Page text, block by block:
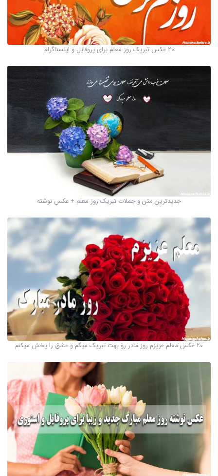
20 عکس تبریک روز معلم برای پروفایل و اینستاگرام
جدیدترین متن و جملات تبریک روز معلم + عکس نوشته
20 عکس معلم عزیزم روز مادر رو بهت تبریک میگم و عشق را پخش میکنم